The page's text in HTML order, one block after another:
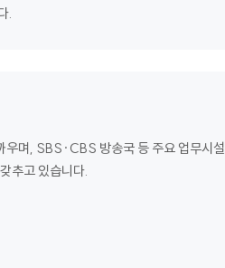
.
우며, SBS·CBS 방송국 등 주요 업무시설
추고 있습니다.